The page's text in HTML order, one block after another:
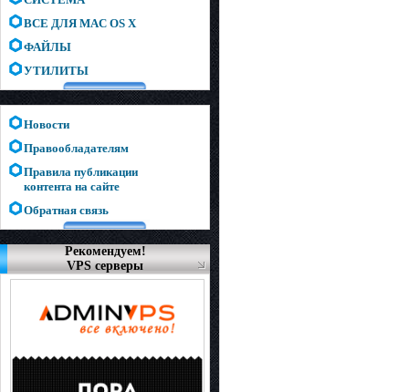
ВСЕ ДЛЯ MAC OS X
ФАЙЛЫ
УТИЛИТЫ
Новости
Правообладателям
Правила публикации
контента на сайте
Обратная связь
Рекомендуем!
VPS серверы